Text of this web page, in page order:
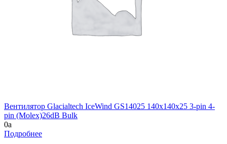
Вентилятор Glacialtech IceWind GS14025 140x140x25 3-pin 4-
pin (Molex)26dB Bulk
0a
Подробнее